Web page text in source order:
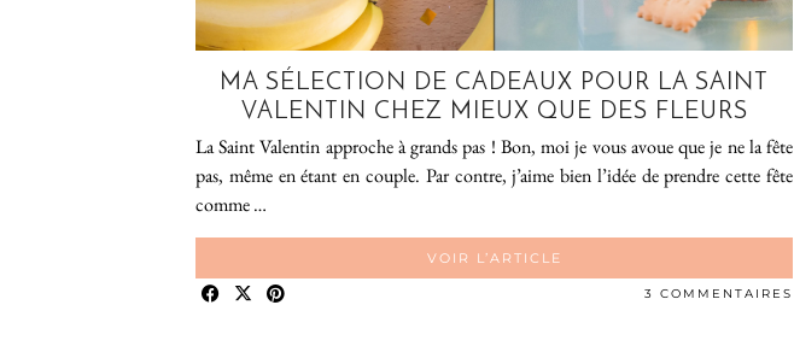
MA SÉLECTION DE CADEAUX POUR LA SAINT
VALENTIN CHEZ MIEUX QUE DES FLEURS
La Saint Valentin approche à grands pas ! Bon, moi je vous avoue que je ne la fête
pas, même en étant en couple. Par contre, j’aime bien l’idée de prendre cette fête
comme …
VOIR L’ARTICLE
3 COMMENTAIRES